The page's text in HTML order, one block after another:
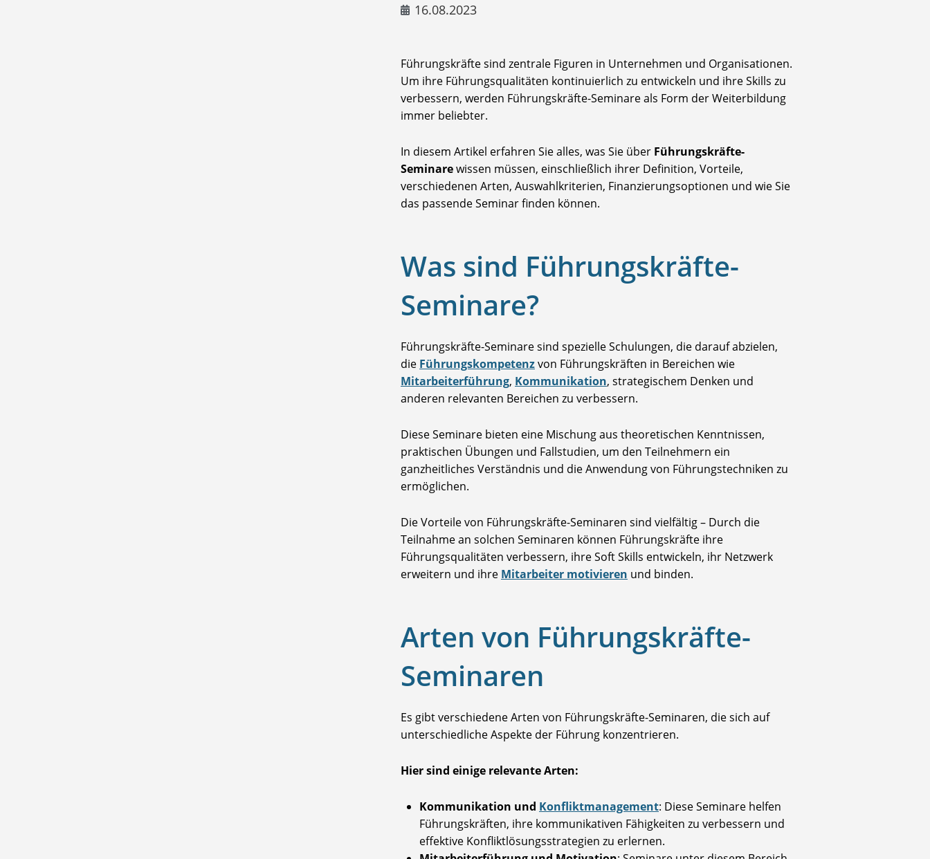
16.08.2023
Führungskräfte sind zentrale Figuren in Unternehmen und Organisationen.
Um ihre Führungsqualitäten kontinuierlich zu entwickeln und ihre Skills zu
verbessern, werden Führungskräfte-Seminare als Form der Weiterbildung
immer beliebter.
In diesem Artikel erfahren Sie alles, was Sie über Führungskräfte-
Seminarewissen müssen, einschließlich ihrer Definition, Vorteile,
verschiedenen Arten, Auswahlkriterien, Finanzierungsoptionen und wie Sie
das passende Seminar finden können.
Was sind Führungskräfte-
Seminare?
Führungskräfte-Seminare sind spezielle Schulungen, die darauf abzielen,
die Führungskompetenzvon Führungskräften in Bereichen wie
Mitarbeiterführung, Kommunikation, strategischem Denken und
anderen relevanten Bereichen zu verbessern.
Diese Seminare bieten eine Mischung aus theoretischen Kenntnissen,
praktischen Übungen und Fallstudien, um den Teilnehmern ein
ganzheitliches Verständnis und die Anwendung von Führungstechniken zu
ermöglichen.
Die Vorteile von Führungskräfte-Seminaren sind vielfältig – Durch die
Teilnahme an solchen Seminaren können Führungskräfte ihre
Führungsqualitäten verbessern, ihre Soft Skills entwickeln, ihr Netzwerk
erweitern und ihre Mitarbeiter motivieren und binden.
Arten von Führungskräfte-
Seminaren
Es gibt verschiedene Arten von Führungskräfte-Seminaren, die sich auf
unterschiedliche Aspekte der Führung konzentrieren.
Hier sind einige relevante Arten:
Kommunikation und Konfliktmanagement: Diese Seminare helfen
Führungskräften, ihre kommunikativen Fähigkeiten zu verbessern und
effektive Konfliktlösungsstrategien zu erlernen.